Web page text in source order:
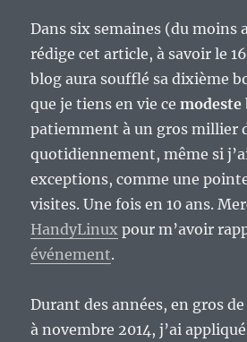
Dans six semaines (du moins
rédige cet article, à savoir le
blog aura soufflé sa dixième
que je tiens en vie cemodeste
patiemment à un gros millier
quotidiennement, même si
exceptions, comme une
visites. Une fois en 10 ans.
HandyLinux pour m’avoir
événement.
Durant des années, en gros de
à novembre 2014, j’ai